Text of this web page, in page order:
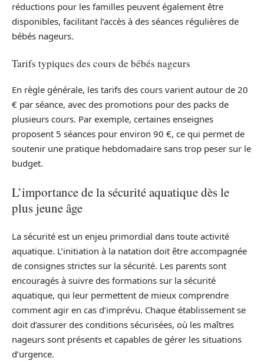
réductions pour les familles peuvent également être
disponibles, facilitant l’accès à des séances régulières de
bébés nageurs.
Tarifs typiques des cours de bébés nageurs
En règle générale, les tarifs des cours varient autour de 20
€ par séance, avec des promotions pour des packs de
plusieurs cours. Par exemple, certaines enseignes
proposent 5 séances pour environ 90 €, ce qui permet de
soutenir une pratique hebdomadaire sans trop peser sur le
budget.
L’importance de la sécurité aquatique dès le
plus jeune âge
La sécurité est un enjeu primordial dans toute activité
aquatique. L’initiation à la natation doit être accompagnée
de consignes strictes sur la sécurité. Les parents sont
encouragés à suivre des formations sur la sécurité
aquatique, qui leur permettent de mieux comprendre
comment agir en cas d’imprévu. Chaque établissement se
doit d’assurer des conditions sécurisées, où les maîtres
nageurs sont présents et capables de gérer les situations
d’urgence.